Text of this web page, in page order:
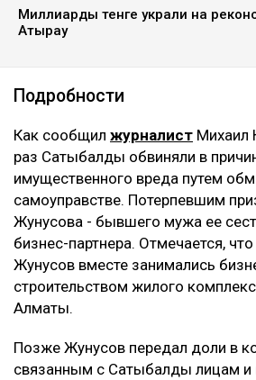
Миллиарды тенге украли на
Атырау
Подробности
Как сообщил журналист Михаил
раз Сатыбалды обвиняли в
имущественного вреда путем
самоуправстве. Потерпевшим
Жунусова - бывшего мужа ее
бизнес-партнера. Отмечается,
Жунусов вместе занимались
строительством жилого
Алматы.
Позже Жунусов передал доли в
связанным с Сатыбалды лицам и